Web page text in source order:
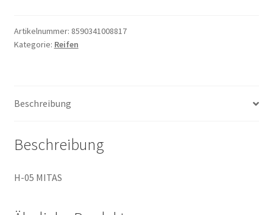
Artikelnummer: 8590341008817
Kategorie: Reifen
Beschreibung
Beschreibung
H-05 MITAS